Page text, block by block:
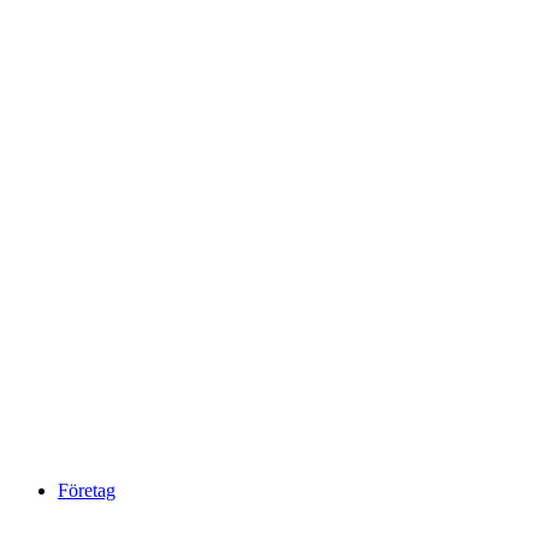
Företag